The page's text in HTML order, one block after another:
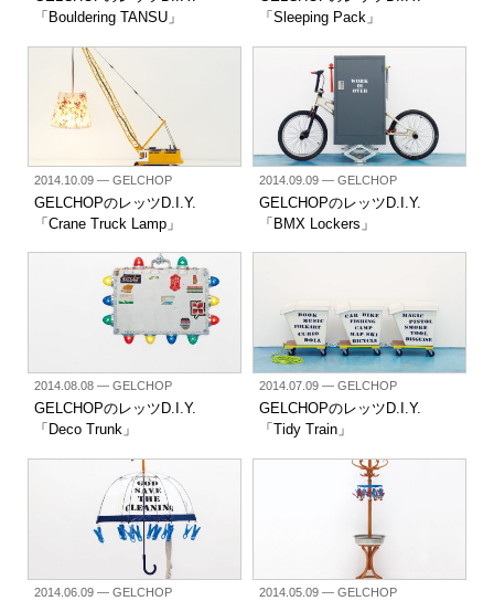
「Bouldering TANSU」
「Sleeping Pack」
2014.10.09— GELCHOP
GELCHOPのレッツD.I.Y.
「Crane Truck Lamp」
2014.09.09— GELCHOP
GELCHOPのレッツD.I.Y.
「BMX Lockers」
2014.08.08— GELCHOP
GELCHOPのレッツD.I.Y.
「Deco Trunk」
2014.07.09— GELCHOP
GELCHOPのレッツD.I.Y.
「Tidy Train」
2014.06.09— GELCHOP 2014.05.09— GELCHOP